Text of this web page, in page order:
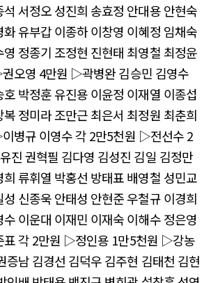
서정오 성진희 송효정 안대용 안현숙
유부갑 이종하 이창영 이혜정 임채숙
정종기 조정현 진현태 최영철 최정윤
오영 4만원 ▷곽병완 김승민 김영수
박정훈 유진용 이윤정 이재열 이종섭
정미라 조만근 최은서 최정원 최춘희
병규 이영수 각 2만5천원 ▷전선수 2
진 권혁필 김다영 김성진 김일 김정만
류휘열 박홍선 방태표 배영철 성민교
신종욱 안태성 안현준 우철규 이경희
이운대 이재민 이재숙 이해수 정은영
표 각 2만원 ▷정인용 1만5천원 ▷강농
증남 김경선 김덕우 김주현 김태천 김현